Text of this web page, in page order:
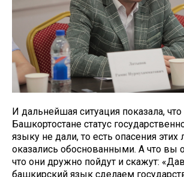
И дальнейшая ситуация показала, что
Башкортостане статус
языку не дали, то есть опасения
оказались обоснованными. А что вы
что они дружно пойдут и скажут:
башкирский язык сделаем